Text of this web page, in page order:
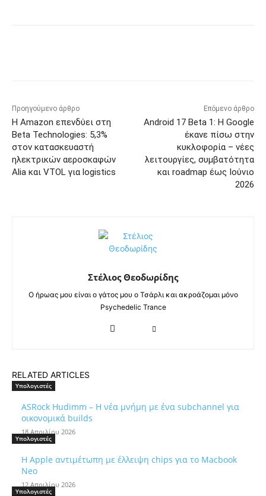
Προηγούμενο άρθρο
Η Amazon επενδύει στη
Beta Technologies: 5,3%
στον κατασκευαστή
ηλεκτρικών αεροσκαφών
Alia και VTOL για logistics
Επόμενο άρθρο
Android 17 Beta 1: Η Google
έκανε πίσω στην
κυκλοφορία – νέες
λειτουργίες, συμβατότητα
και roadmap έως Ιούνιο
2026
Στέλιος Θεοδωρίδης
Ο ήρωας μου είναι ο γάτος μου ο Τσάρλι και ακροάζομαι μόνο
Psychedelic Trance
RELATED ARTICLES
Υπολογιστές
ASRock Hudimm – Η νέα μνήμη με ένα subchannel για
οικονομικά builds
18 Απριλίου 2026
Υπολογιστές
Η Apple αντιμέτωπη με έλλειψη chips για το Macbook
Neo
12 Απριλίου 2026
Υπολογιστές